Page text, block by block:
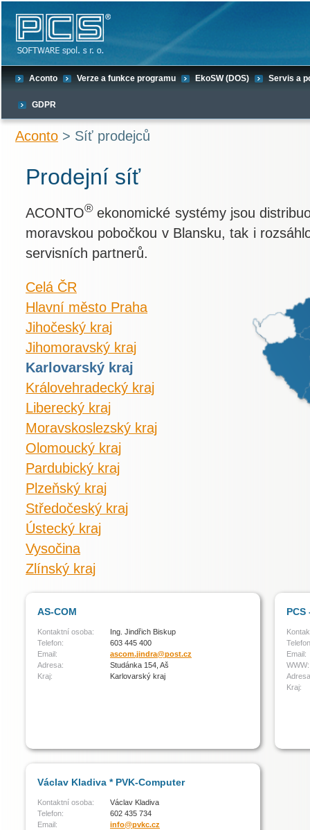
Aconto Verze a funkce programu EkoSW (DOS) Servis a
GDPR
Aconto > Síť prodejců
Prodejní síť
ACONTO® ekonomické systémy jsou
moravskou pobočkou v Blansku, tak i
servisních partnerů.
Celá ČR
Hlavní město Praha
Jihočeský kraj
Jihomoravský kraj
Karlovarský kraj
Královehradecký kraj
Liberecký kraj
Moravskoslezský kraj
Olomoucký kraj
Pardubický kraj
Plzeňský kraj
Středočeský kraj
Ústecký kraj
Vysočina
Zlínský kraj
AS-COM
Kontaktní osoba:
Ing. Jindřich Biskup
Telefon:
603 445 400
Email:
ascom.jindra@post.cz
Adresa:
Studánka 154, Aš
Kraj:
Karlovarský kraj
Email:
WWW:
Kraj:
Václav Kladiva * PVK-Computer
Kontaktní osoba:
Václav Kladiva
Telefon:
602 435 734
Email:
info@pvkc.cz